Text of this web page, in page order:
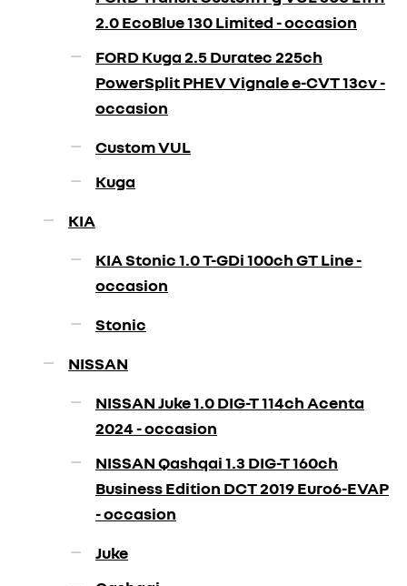
2.0 EcoBlue 130 Limited - occasion
FORD Kuga 2.5 Duratec 225ch
PowerSplit PHEV Vignale e-CVT 13cv -
occasion
Custom VUL
Kuga
KIA
KIA Stonic 1.0 T-GDi 100ch GT Line -
occasion
Stonic
NISSAN
NISSAN Juke 1.0 DIG-T 114ch Acenta
2024 - occasion
NISSAN Qashqai 1.3 DIG-T 160ch
Business Edition DCT 2019 Euro6-EVAP
- occasion
Juke